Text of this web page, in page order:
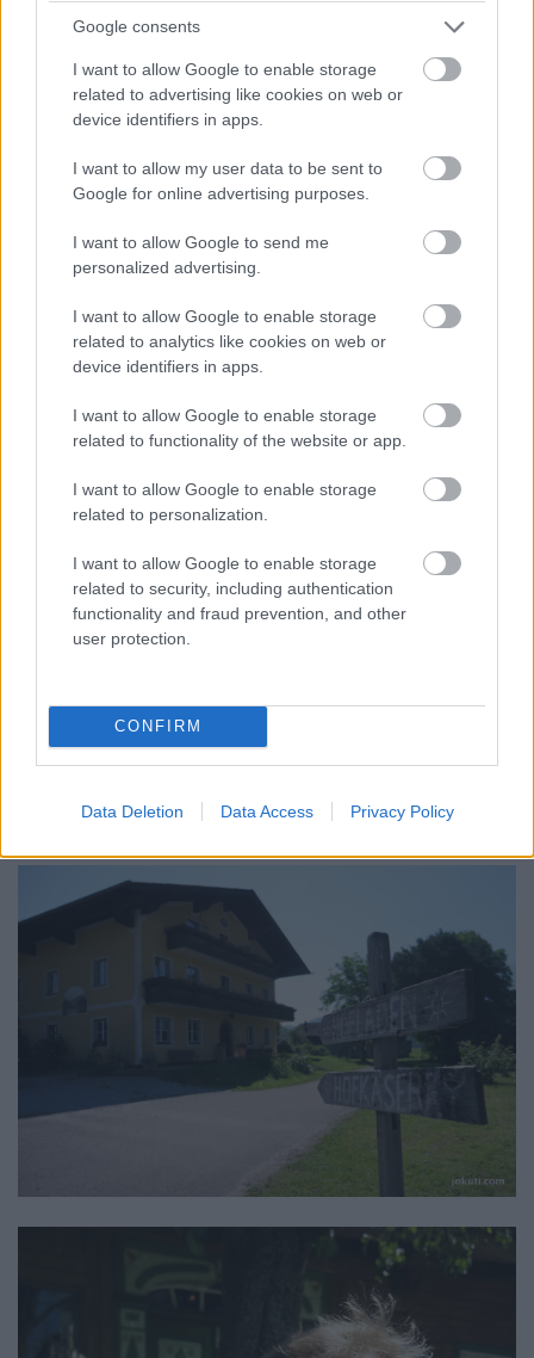
Google consents
I want to allow Google to enable storage
related to advertising like cookies on web or
device identifiers in apps.
I want to allow my user data to be sent to
Google for online advertising purposes.
I want to allow Google to send me
personalized advertising.
I want to allow Google to enable storage
related to analytics like cookies on web or
device identifiers in apps.
I want to allow Google to enable storage
related to functionality of the website or app.
I want to allow Google to enable storage
related to personalization.
I want to allow Google to enable storage
related to security, including authentication
functionality and fraud prevention, and other
user protection.
CONFIRM
Data Deletion Data Access Privacy Policy